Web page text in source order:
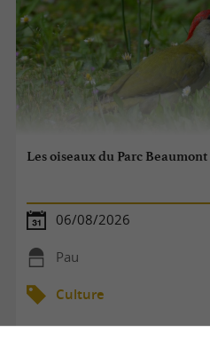
Les oiseaux du Parc Beaumont
06/08/2026
Pau
Culture